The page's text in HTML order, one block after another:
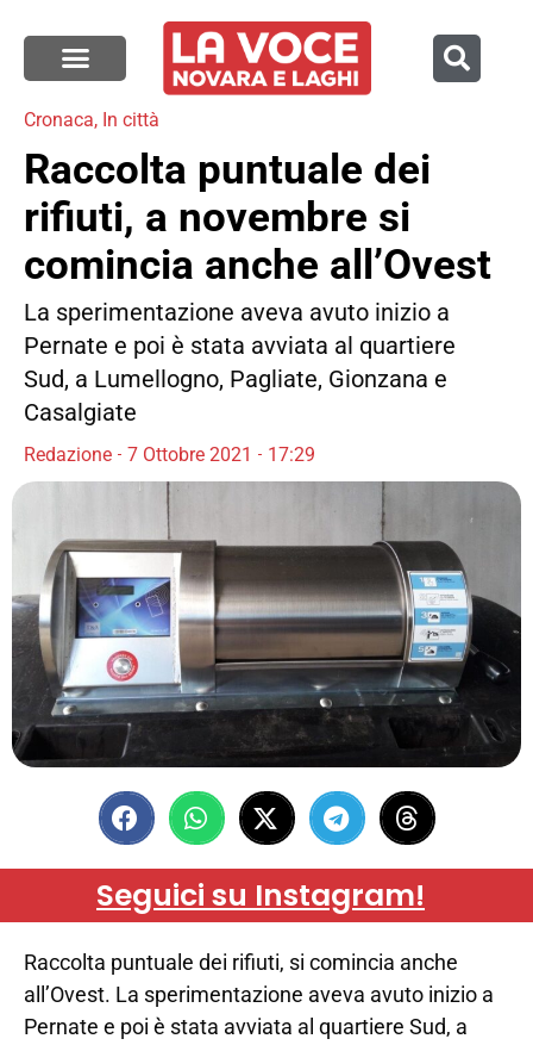
Cronaca, In città
Raccolta puntuale dei
rifiuti, a novembre si
comincia anche all’Ovest
La sperimentazione aveva avuto inizio a
Pernate e poi è stata avviata al quartiere
Sud, a Lumellogno, Pagliate, Gionzana e
Casalgiate
Redazione 7 Ottobre 2021 17:29
Seguici su Instagram!
Raccolta puntuale dei rifiuti, si comincia anche
all’Ovest. La sperimentazione aveva avuto inizio a
Pernate e poi è stata avviata al quartiere Sud, a